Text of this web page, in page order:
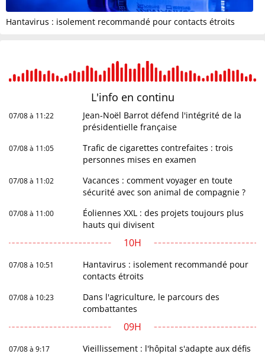
Hantavirus : isolement recommandé pour contacts étroits
L'info en continu
07/08 à 11:22
Jean-Noël Barrot défend l'intégrité de la
présidentielle française
07/08 à 11:05
Trafic de cigarettes contrefaites : trois
personnes mises en examen
07/08 à 11:02
Vacances : comment voyager en toute
sécurité avec son animal de compagnie ?
07/08 à 11:00
Éoliennes XXL : des projets toujours plus
hauts qui divisent
10H
07/08 à 10:51
Hantavirus : isolement recommandé pour
contacts étroits
07/08 à 10:23
Dans l'agriculture, le parcours des
combattantes
09H
07/08 à 9:17
Vieillissement : l'hôpital s'adapte aux défis